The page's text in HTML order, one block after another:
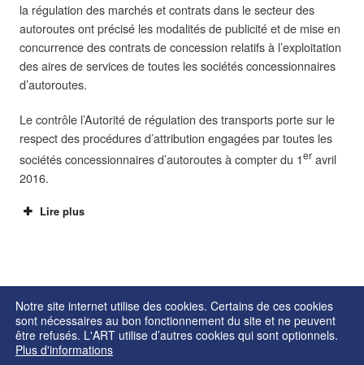
er
la régulation des marchés et contrats dans le secteur des
autoroutes ont précisé les modalités de publicité et de mise en
concurrence des contrats de concession relatifs à l’exploitation
des aires de services de toutes les sociétés concessionnaires
d’autoroutes.
Le contrôle l’Autorité de régulation des transports porte sur le
respect des procédures d’attribution engagées par toutes les
sociétés concessionnaires d’autoroutes à compter du 1er avril
2016.
Lire plus
Notre site internet utilise des cookies. Certains de ces cookies
sont nécessaires au bon fonctionnement du site et ne peuvent
être refusés. L'ART utilise d’autres cookies qui sont optionnels.
Plus d'informations